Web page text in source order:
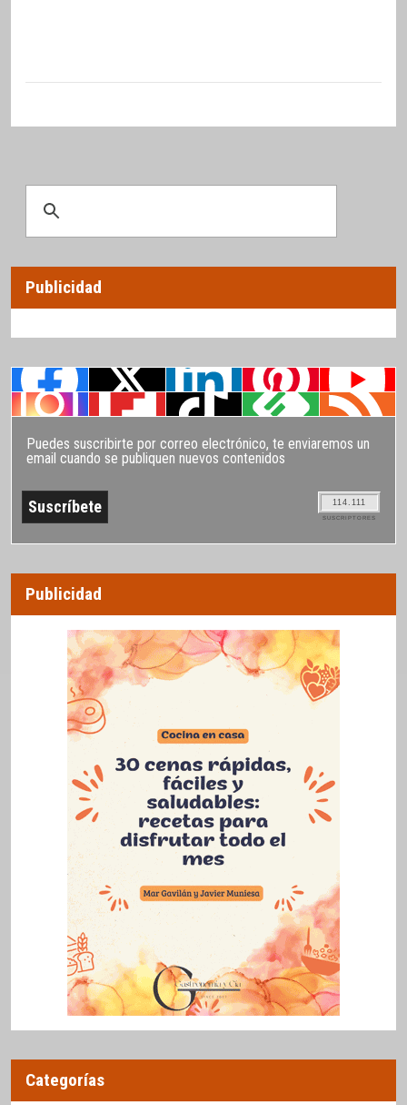
Publicidad
Puedes suscribirte por correo electrónico, te enviaremos un
email cuando se publiquen nuevos contenidos
114.111
SUSCRIPTORES
Publicidad
Categorías